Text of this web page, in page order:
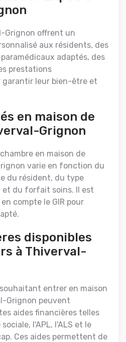
Grignon offrent un
aux résidents, des
adaptés, des
prestations
garantir leur bien-être et
en maison de
Grignon
en maison de
varie en fonction du
du résident, du type
et du forfait soins. Il est
compte le GIR pour
disponibles
à Thiverval-
entrer en maison
Grignon peuvent
aides financières telles
l'APL, l'ALS et le
Ces aides permettent de